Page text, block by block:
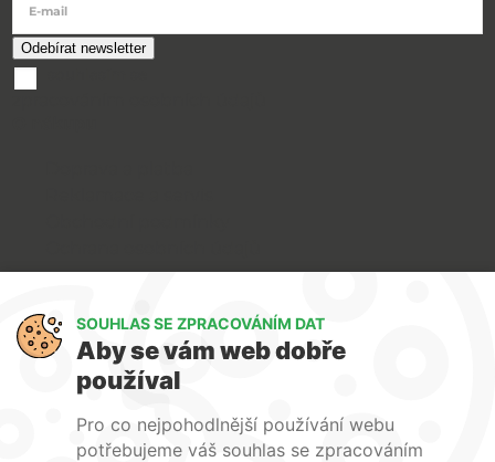
E-mail
O nás
Služby
Kontakty
SOUHLAS SE ZPRACOVÁNÍM DAT
Aby se vám web dobře
používal
Pro co nejpohodlnější používání webu
potřebujeme váš souhlas se zpracováním